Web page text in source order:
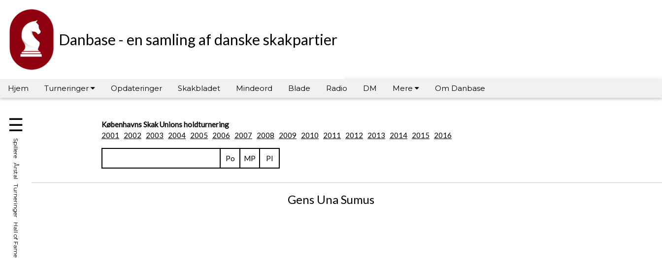
Danbase - en samling af danske skakpartier
Hjem Turneringer Opdateringer Skakbladet Mindeord Blade Radio DM Mere Om Danbase
☰
Spillere Årstal Turneringer Hall of Fame
Københavns Skak Unions holdturnering
2001
2002 2003 2004 2005 2006 2007 2008 2009 2010 2011 2012 2013 2014 2015 2016
Po MP Pl
Gens Una Sumus